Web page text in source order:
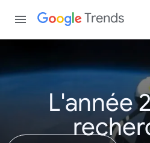
Trends
L'année